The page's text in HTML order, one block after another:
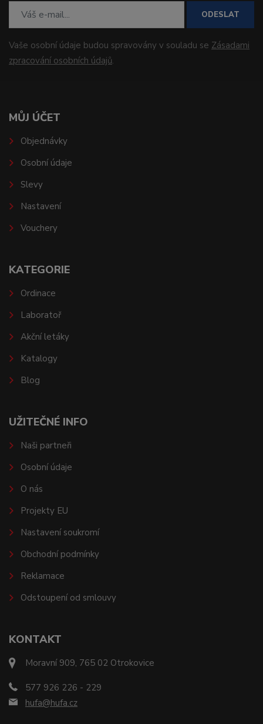
ODESLAT
Vaše osobní údaje budou spravovány v souladu se Zásadami
zpracování osobních údajů.
KONTAKT
Moravní 909, 765 02 Otrokovice
577 926 226 - 229
hufa@hufa.cz
MŮJ ÚČET
Objednávky
Osobní údaje
Slevy
Nastavení
Vouchery
KATEGORIE
Ordinace
Laboratoř
Akční letáky
Katalogy
Blog
UŽITEČNÉ INFO
Naši partneři
Osobní údaje
O nás
Projekty EU
Nastavení soukromí
Obchodní podmínky
Reklamace
Odstoupení od smlouvy